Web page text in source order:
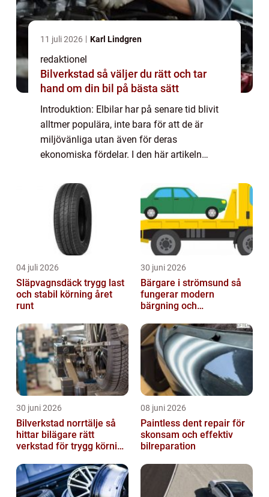
11 juli 2026 Karl Lindgren
redaktionel
Bilverkstad så väljer du rätt och tar
hand om din bil på bästa sätt
Introduktion: Elbilar har på senare tid blivit
alltmer populära, inte bara för att de är
miljövänliga utan även för deras
ekonomiska fördelar. I den här artikeln
bensinbil ekonomi. Vi kommer att ge en
överg...
04 juli 2026
Släpvagnsdäck trygg last
och stabil körning året
runt
30 juni 2026
Bärgare i strömsund så
fungerar modern
bärgning och
30 juni 2026
Bilverkstad norrtälje så
hittar bilägare rätt
verkstad för trygg körning
08 juni 2026
Paintless dent repair för
skonsam och effektiv
bilreparation